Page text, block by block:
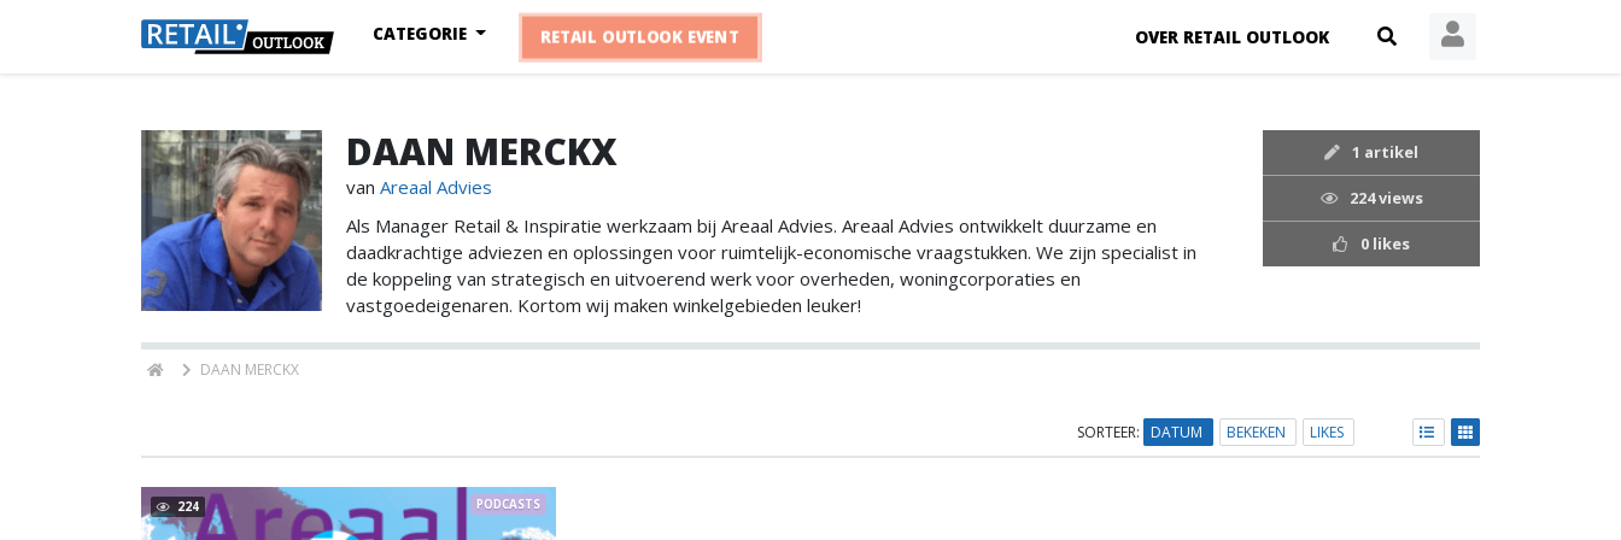
OVER RETAIL OUTLOOK
CATEGORIE RETAIL OUTLOOK EVENT
DAAN MERCKX
van Areaal Advies
Als Manager Retail & Inspiratie werkzaam bij Areaal Advies. Areaal Advies ontwikkelt duurzame en
daadkrachtige adviezen en oplossingen voor ruimtelijk-economische vraagstukken. We zijn specialist in
de koppeling van strategisch en uitvoerend werk voor overheden, woningcorporaties en
vastgoedeigenaren. Kortom wij maken winkelgebieden leuker!
1 artikel
224 views
0 likes
DAAN MERCKX
SORTEER: DATUM BEKEKEN LIKES
224 PODCASTS